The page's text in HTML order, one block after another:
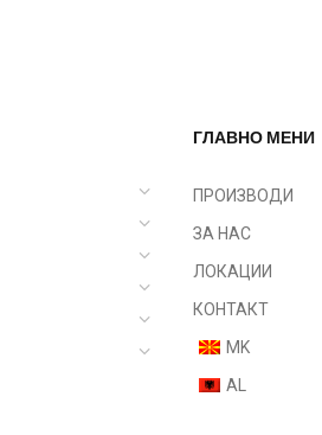
ГЛАВНО МЕНИ
ПРОИЗВОДИ
ЗА НАС
ЛОКАЦИИ
КОНТАКТ
MK
AL